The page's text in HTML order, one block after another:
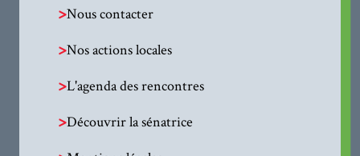
>Nous contacter
>Nos actions locales
>L'agenda des rencontres
>Découvrir la sénatrice